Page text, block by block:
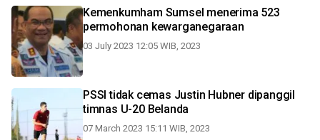
Kemenkumham Sumsel menerima 523
permohonan kewarganegaraan
03 July 2023 12:05 WIB, 2023
PSSI tidak cemas Justin Hubner dipanggil
timnas U-20 Belanda
07 March 2023 15:11 WIB, 2023